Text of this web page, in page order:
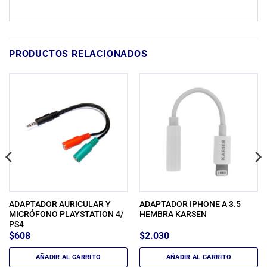
PRODUCTOS RELACIONADOS
ADAPTADOR AURICULAR Y
MICRÓFONO PLAYSTATION 4/
PS4
$608
AÑADIR AL CARRITO
ADAPTADOR IPHONE A 3.5
HEMBRA KARSEN
$2.030
AÑADIR AL CARRITO